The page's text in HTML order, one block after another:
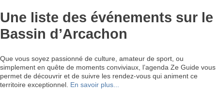
Une liste des événements sur le
Bassin d’Arcachon
Que vous soyez passionné de culture, amateur de sport, ou
simplement en quête de moments conviviaux, l’agenda Ze Guide vous
permet de découvrir et de suivre les rendez-vous qui animent ce
territoire exceptionnel. En savoir plus...